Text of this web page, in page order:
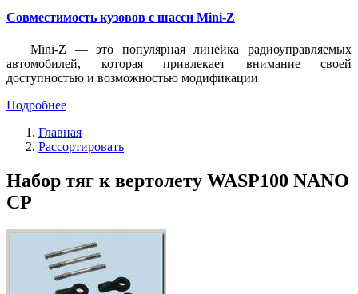
Совместимость кузовов с шасси Mini-Z
Mini-Z — это популярная линейка радиоуправляемых
автомобилей, которая привлекает внимание своей
доступностью и возможностью модификации
Подробнее
Главная
Рассортировать
Набор тяг к вертолету WASP100 NANO
CP